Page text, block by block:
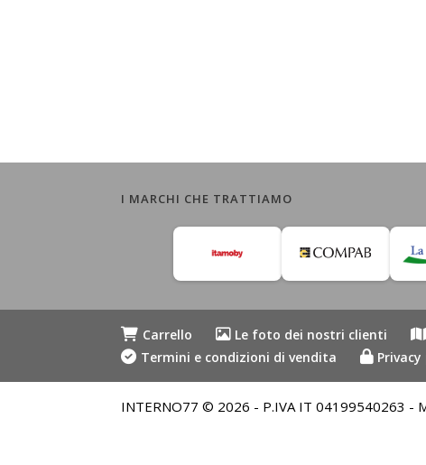
I MARCHI CHE TRATTIAMO
Carrello Le foto dei nostri clienti
Termini e condizioni di vendita
INTERNO77 © 2026 - P.IVA IT 04199540263 -